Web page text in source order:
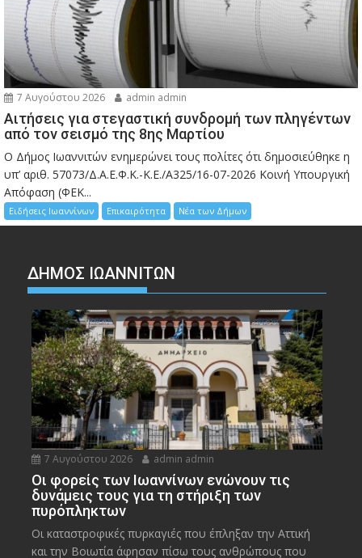
7 Αυγούστου 2026 admin admin
Αιτήσεις για στεγαστική συνδρομή των πληγέντων
από τον σεισμό της 8ης Μαρτίου
Ο Δήμος Ιωαννιτών ενημερώνει τους πολίτες ότι δημοσιεύθηκε η
υπ’ αριθ. 57073/Δ.Α.Ε.Φ.Κ.-Κ.Ε./Α325/16-07-2026 Κοινή Υπουργική
Απόφαση (ΦΕΚ...
Ειδήσεις Ιωαννίνων Επικαιρότητα Νέα των Δήμων
ΔΗΜΟΣ ΙΩΑΝΝΙΤΩΝ
7 Αυγούστου 2026 admin admin
Οι φορείς των Ιωαννίνων ενώνουν τις
δυνάμεις τους για τη στήριξη των
πυρόπληκτων
Οι καταστροφικές πυρκαγιές που έπληξαν την Αττική
και την Bοιωτία άφησαν πίσω τους ανθρώπους που